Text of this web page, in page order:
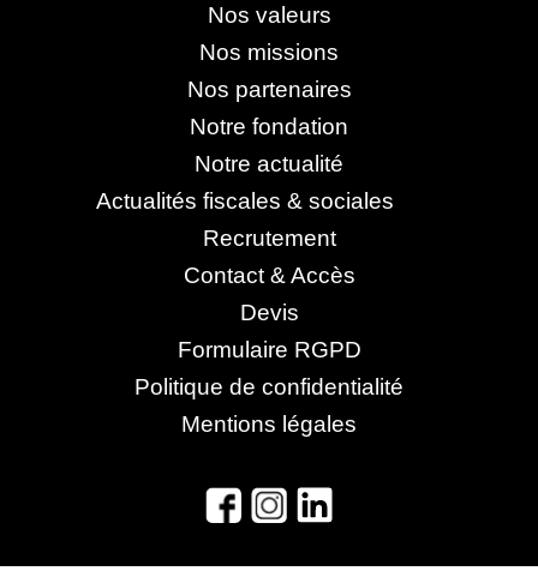
Nos valeurs
Nos missions
Nos partenaires
Notre fondation
Notre actualité
Actualités fiscales & sociales
Recrutement
Contact & Accès
Devis
Formulaire RGPD
Politique de confidentialité
Mentions légales